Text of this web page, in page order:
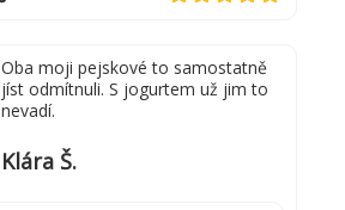
Oba moji pejskové to samostatně
jíst odmítnuli. S jogurtem už jim to
nevadí.
Klára Š.